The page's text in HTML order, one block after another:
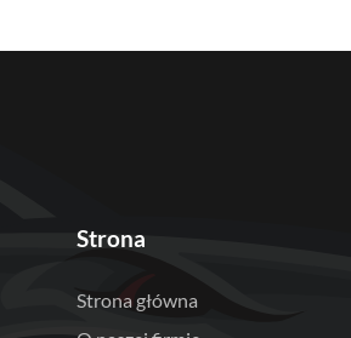
Strona
Strona główna